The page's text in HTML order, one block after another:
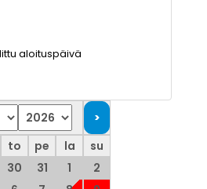
aloituspäivä
to pe la
su
30 31 1
2